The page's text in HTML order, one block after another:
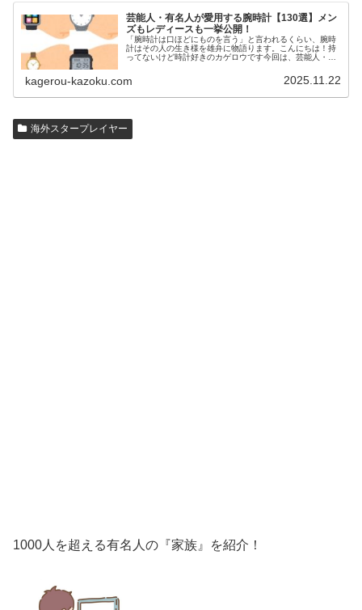
芸能人・有名人が愛用する腕時計【130選】メン
ズもレディースも一挙公開！
「腕時計は口ほどにものを言う」と言われるくらい、腕時
計はその人の生き様を雄弁に物語ります。こんにちは！持
ってないけど時計好きのカゲロウです今回は、芸能人・有
kagerou-kazoku.com 2025.11.22
海外スタープレイヤー
1000人を超える有名人の『家族』を紹介！